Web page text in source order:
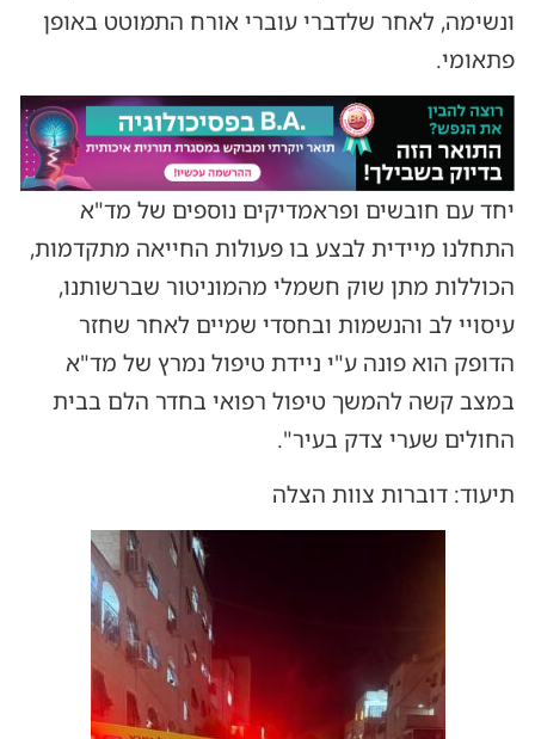
ונשימה, לאחר שלדברי עוברי אורח התמוטט באופן
פתאומי.
יחד עם חובשים ופראמדיקים נוספים של מד"א
התחלנו מיידית לבצע בו פעולות החייאה מתקדמות,
הכוללות מתן שוק חשמלי מהמוניטור שברשותנו,
עיסויי לב והנשמות ובחסדי שמיים לאחר שחזר
הדופק הוא פונה ע"י ניידת טיפול נמרץ של מד"א
במצב קשה להמשך טיפול רפואי בחדר הלם בבית
החולים שערי צדק בעיר".
תיעוד: דוברות צוות הצלה